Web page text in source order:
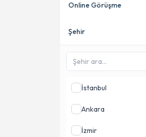
Online Görüşme
Online danışmanlık sunan
Şehir
İstanbul
Ankara
İzmir